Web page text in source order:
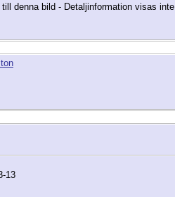
denna bild - Detaljinformation visas inte.
13